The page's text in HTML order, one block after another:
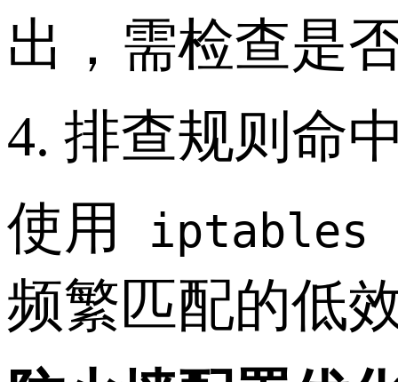
出，需检查是
4. 排查规则命
使用
频繁匹配的低